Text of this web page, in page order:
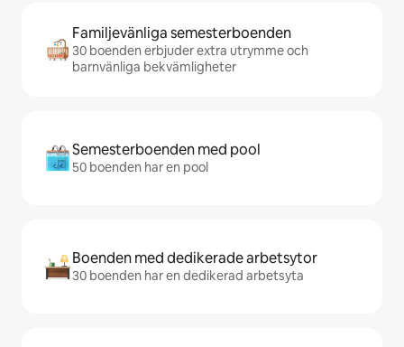
Familjevänliga semesterboenden
30 boenden erbjuder extra utrymme och
barnvänliga bekvämligheter
Semesterboenden med pool
50 boenden har en pool
Boenden med dedikerade arbetsytor
30 boenden har en dedikerad arbetsyta